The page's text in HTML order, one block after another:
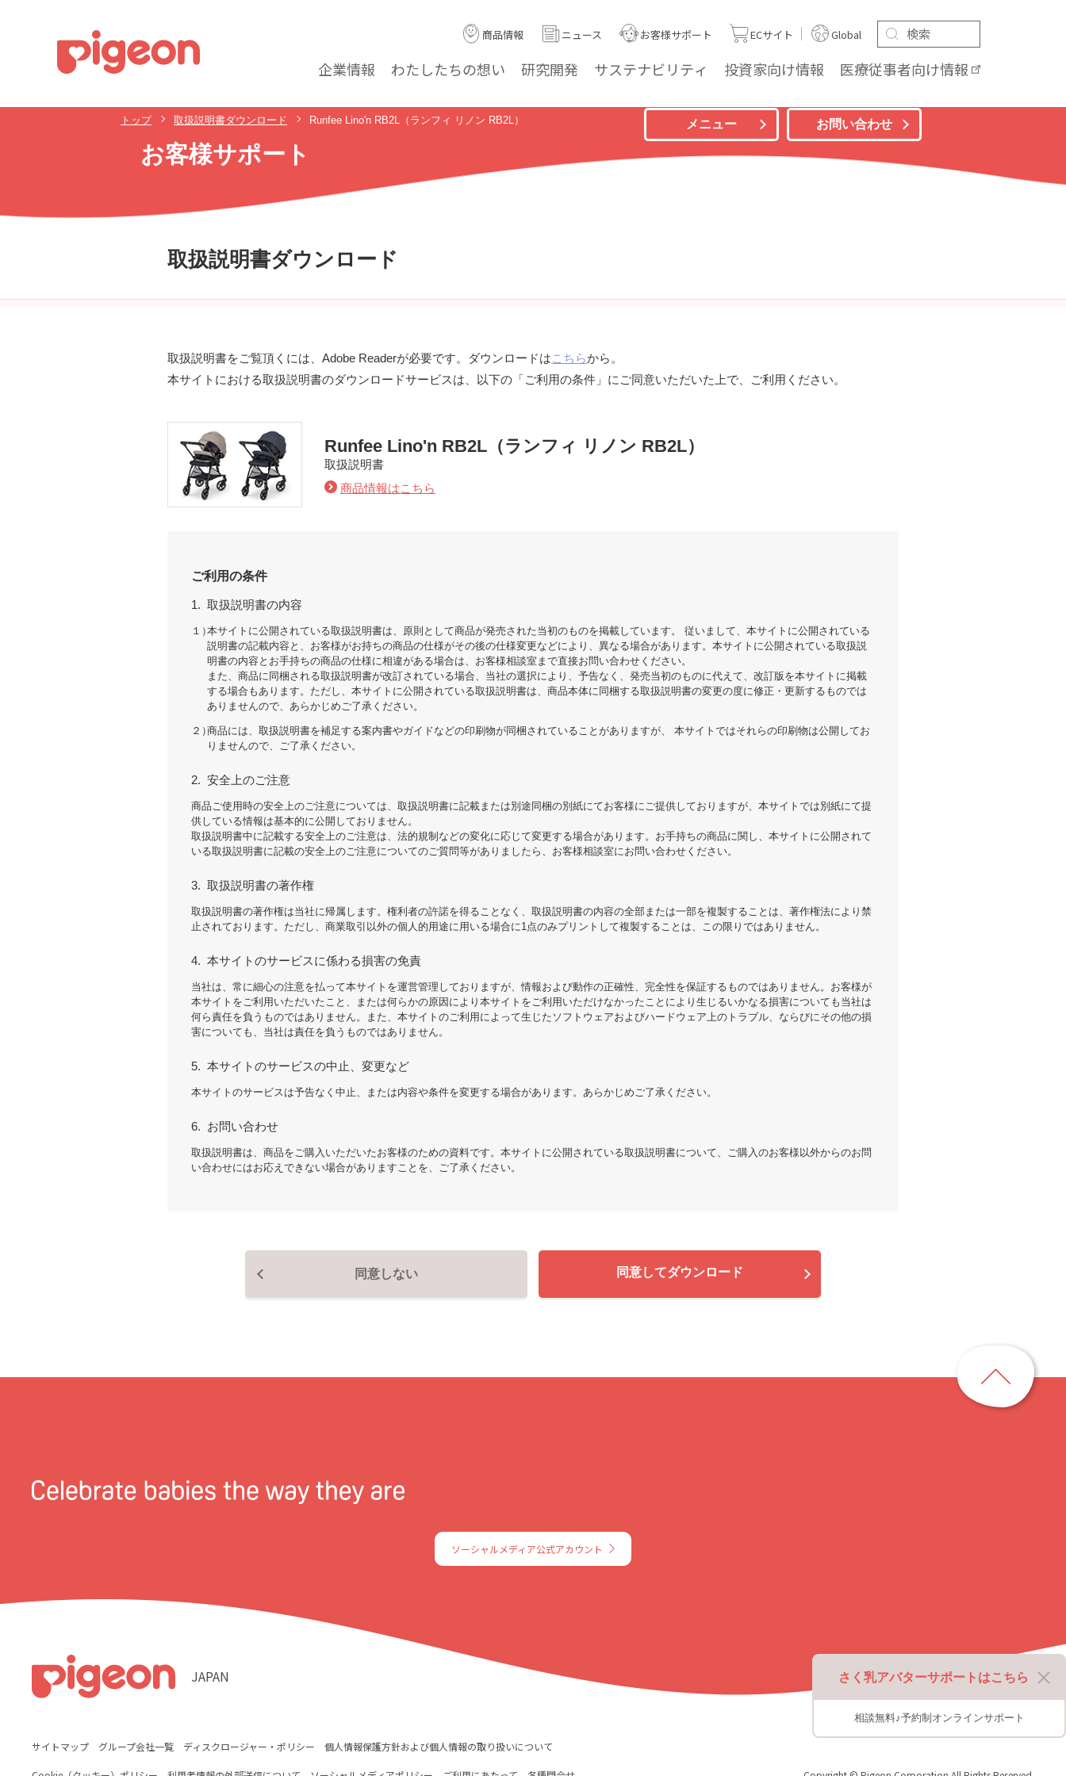
企業情報 わたしたちの想い 研究開発 サステナビリティ 投資家向け情報 医療従事者向け情報
商品情報 ニュース お客様サポート ECサイト Global
トップ 取扱説明書ダウンロード Runfee Lino'n RB2L（ランフィ リノン RB2L）
お客様サポート
メニュー お問い合わせ
取扱説明書ダウンロード
取扱説明書をご覧頂くには、Adobe Readerが必要です。ダウンロードはこちらから。
本サイトにおける取扱説明書のダウンロードサービスは、以下の「ご利用の条件」にご同意いただいた上で、ご利用ください。
Runfee Lino'n RB2L（ランフィ リノン RB2L）
取扱説明書
商品情報はこちら
ご利用の条件
1. 取扱説明書の内容
１）本サイトに公開されている取扱説明書は、原則として商品が発売された当初のものを掲載しています。 従いまして、本サイトに公開されている
説明書の記載内容と、お客様がお持ちの商品の仕様がその後の仕様変更などにより、異なる場合があります。本サイトに公開されている取扱説
明書の内容とお手持ちの商品の仕様に相違がある場合は、お客様相談室まで直接お問い合わせください。
また、商品に同梱される取扱説明書が改訂されている場合、当社の選択により、予告なく、発売当初のものに代えて、改訂版を本サイトに掲載
する場合もあります。ただし、本サイトに公開されている取扱説明書は、商品本体に同梱する取扱説明書の変更の度に修正・更新するものでは
ありませんので、あらかじめご了承ください。
２）商品には、取扱説明書を補足する案内書やガイドなどの印刷物が同梱されていることがありますが、 本サイトではそれらの印刷物は公開してお
りませんので、ご了承ください。
2. 安全上のご注意
商品ご使用時の安全上のご注意については、取扱説明書に記載または別途同梱の別紙にてお客様にご提供しておりますが、本サイトでは別紙にて提
供している情報は基本的に公開しておりません。
取扱説明書中に記載する安全上のご注意は、法的規制などの変化に応じて変更する場合があります。お手持ちの商品に関し、本サイトに公開されて
いる取扱説明書に記載の安全上のご注意についてのご質問等がありましたら、お客様相談室にお問い合わせください。
3. 取扱説明書の著作権
取扱説明書の著作権は当社に帰属します。権利者の許諾を得ることなく、取扱説明書の内容の全部または一部を複製することは、著作権法により禁
止されております。ただし、商業取引以外の個人的用途に用いる場合に1点のみプリントして複製することは、この限りではありません。
4. 本サイトのサービスに係わる損害の免責
当社は、常に細心の注意を払って本サイトを運営管理しておりますが、情報および動作の正確性、完全性を保証するものではありません。お客様が
本サイトをご利用いただいたこと、または何らかの原因により本サイトをご利用いただけなかったことにより生じるいかなる損害についても当社は
何ら責任を負うものではありません。また、本サイトのご利用によって生じたソフトウェアおよびハードウェア上のトラブル、ならびにその他の損
害についても、当社は責任を負うものではありません。
5. 本サイトのサービスの中止、変更など
本サイトのサービスは予告なく中止、または内容や条件を変更する場合があります。あらかじめご了承ください。
6. お問い合わせ
取扱説明書は、商品をご購入いただいたお客様のための資料です。本サイトに公開されている取扱説明書について、ご購入のお客様以外からのお問
い合わせにはお応えできない場合がありますことを、ご了承ください。
同意しない 同意してダウンロード
ソーシャルメディア公式アカウント
サイトマップ グループ会社一覧 ディスクロージャー・ポリシー 個人情報保護方針および個人情報の取り扱いについて
JAPAN
ジ
さく乳アバターサポートはこちら
相談無料♪予約制オンラインサポート